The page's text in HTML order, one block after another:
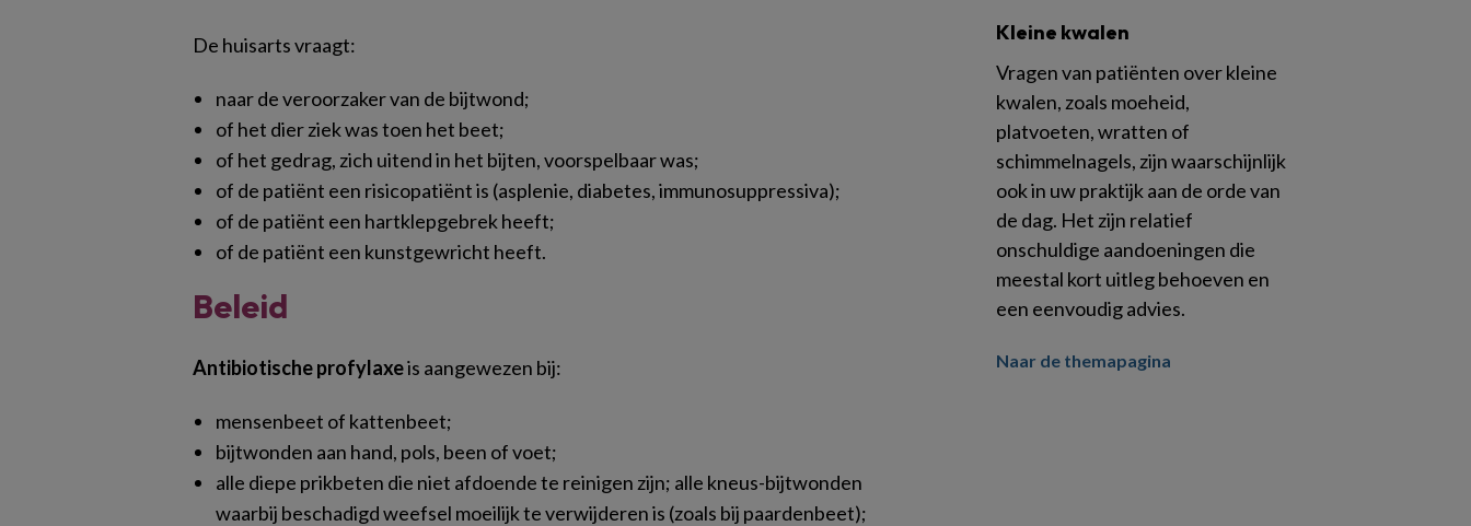
De huisarts vraagt:
naar de veroorzaker van de bijtwond;
of het dier ziek was toen het beet;
of het gedrag, zich uitend in het bijten, voorspelbaar was;
of de patiënt een risicopatiënt is (asplenie, diabetes, immunosuppressiva);
of de patiënt een hartklepgebrek heeft;
of de patiënt een kunstgewricht heeft.
Beleid
Antibiotische profylaxeis aangewezen bij:
mensenbeet of kattenbeet;
bijtwonden aan hand, pols, been of voet;
alle diepe prikbeten die niet afdoende te reinigen zijn; alle kneus-bijtwonden
waarbij beschadigd weefsel moeilijk te verwijderen is (zoals bij paardenbeet);
Kleine kwalen
Vragen van patiënten over kleine
kwalen, zoals moeheid,
platvoeten, wratten of
schimmelnagels, zijn waarschijnlijk
ook in uw praktijk aan de orde van
de dag. Het zijn relatief
onschuldige aandoeningen die
meestal kort uitleg behoeven en
een eenvoudig advies.
Naar de themapagina